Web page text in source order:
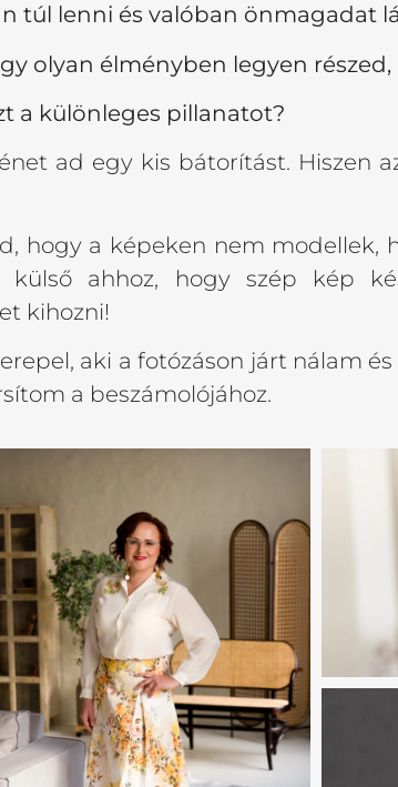
túl lenni és valóban önmagadat
olyan élményben legyen
a különleges pillanatot?
ad egy kis bátorítást. Hiszen
hogy a képeken nem modellek,
külső ahhoz, hogy szép kép
kihozni!
aki a fotózáson járt nálam
a beszámolójához.